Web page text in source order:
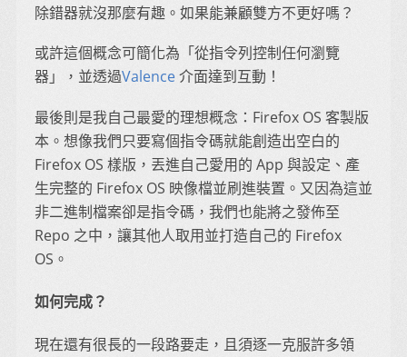
除錯器就沒那麼有趣。如果能兼顧雙方不更好嗎？
或許這個概念可簡化為「從指令列控制任何瀏覽
器」，並透過Valence介面達到互動！
最後則是我自己最愛的理想概念：Firefox OS 客製版
本。想像我們只要寫個指令碼就能創造出空白的
Firefox OS 樣版，丟進自己愛用的 App 與設定、產
生完整的 Firefox OS 映像檔並刷進裝置。又因為這並
非二進制檔案卻是指令碼，我們也能將之發佈至
Repo 之中，讓其他人取用並打造自己的 Firefox
OS。
如何完成？
現在還有很長的一段路要走，且須逐一克服許多領